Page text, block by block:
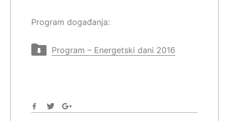
Program događanja:
Program – Energetski dani 2016